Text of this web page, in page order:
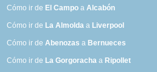
Cómo ir de El Campo aAlcabón
Cómo ir de La Almolda a Liverpool
Cómo ir deAbenozas a Bernueces
Cómo ir de La Gorgoracha a Ripollet